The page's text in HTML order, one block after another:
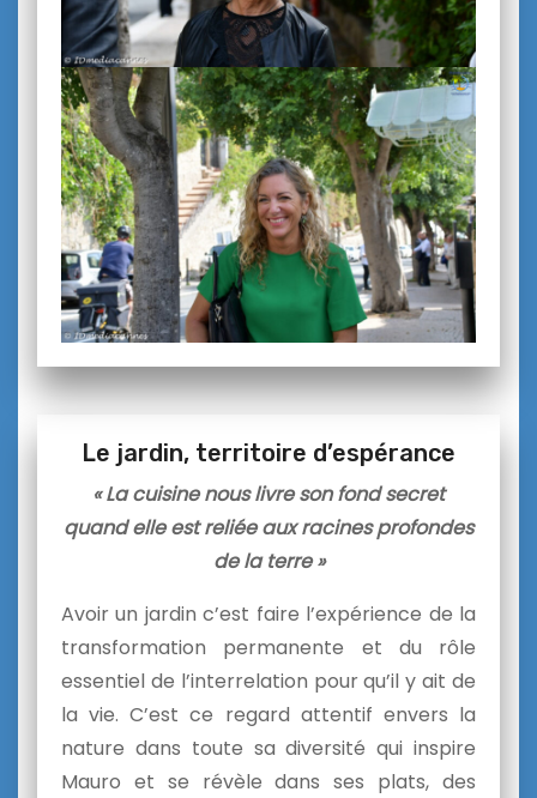
Le jardin, territoire d’espérance
« La cuisine nous livre son fond secret
quand elle est reliée aux racines profondes
de la terre »
Avoir un jardin c’est faire l’expérience de la
transformation permanente et du rôle
essentiel de l’interrelation pour qu’il y ait de
la vie. C’est ce regard attentif envers la
nature dans toute sa diversité qui inspire
Mauro et se révèle dans ses plats, des